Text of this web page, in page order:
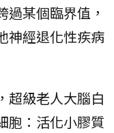
某個臨界值，
神經退化性疾病
超級老人大腦白
胞：活化小膠質